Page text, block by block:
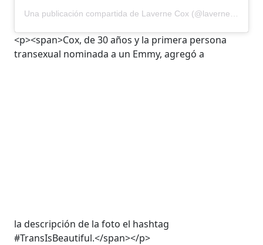
<p><span>Cox, de 30 años y la primera persona
transexual nominada a un Emmy, agregó a
la descripción de la foto el hashtag
#TransIsBeautiful.</span></p>